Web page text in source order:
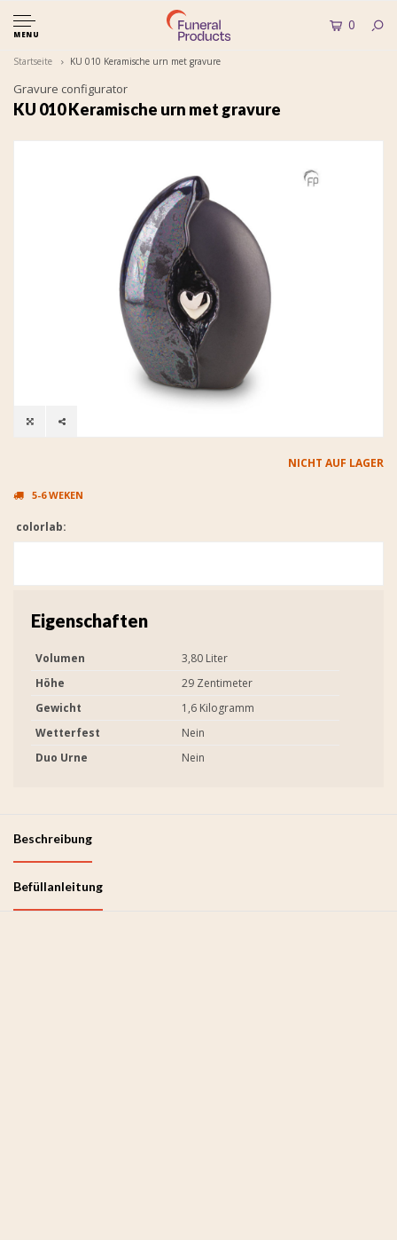
MENU
0
Startseite KU 010 Keramische urn met gravure
Gravure configurator
KU 010 Keramische urn met gravure
NICHT AUF LAGER
5-6 WEKEN
colorlab:
Eigenschaften
Volumen
3,80 Liter
Höhe
29 Zentimeter
Gewicht
1,6 Kilogramm
Wetterfest
Nein
Duo Urne
Nein
Beschreibung
Befüllanleitung